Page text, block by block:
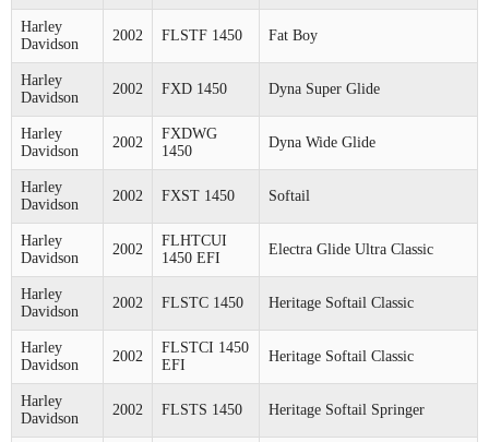
Harley
Davidson
2002 FLSTF 1450 Fat Boy
Harley
Davidson
2002 FXD 1450 Dyna Super Glide
Harley
Davidson
2002
FXDWG
1450
Dyna Wide Glide
Harley
Davidson
2002 FXST 1450 Softail
Harley
Davidson
2002
FLHTCUI
1450 EFI
Electra Glide Ultra Classic
Harley
Davidson
2002 FLSTC 1450 Heritage Softail Classic
Harley
Davidson
2002
FLSTCI 1450
EFI
Heritage Softail Classic
Harley
Davidson
2002 FLSTS 1450 Heritage Softail Springer